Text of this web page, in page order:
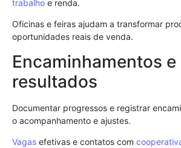
trabalho e renda.
Oficinas e feiras ajudam a transformar
oportunidades reais de venda.
Encaminhamentos e
resultados
Documentar progressos e registrar
o acompanhamento e ajustes.
Vagas efetivas e contatos com